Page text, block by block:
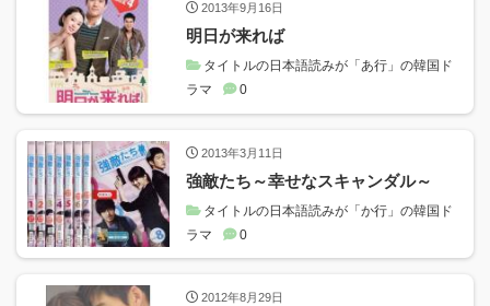
2013年9月16日
明日が来れば
タイトルの日本語読みが「あ行」の韓国ド
ラマ
0
2013年3月11日
強敵たち～幸せなスキャンダル～
タイトルの日本語読みが「か行」の韓国ド
ラマ
0
2012年8月29日